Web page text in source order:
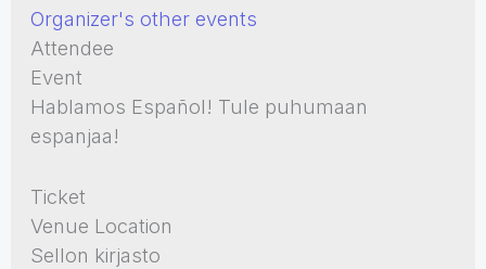
Organizer's other events
Attendee
Event
Hablamos Español! Tule puhumaan
espanjaa!
Ticket
Venue Location
Sellon kirjasto